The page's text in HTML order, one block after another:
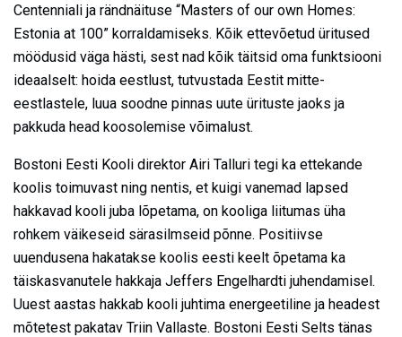
Centenniali ja rändnäituse “Masters of our own Homes:
Estonia at 100” korraldamiseks. Kõik ettevõetud üritused
möödusid väga hästi, sest nad kõik täitsid oma funktsiooni
ideaalselt: hoida eestlust, tutvustada Eestit mitte-
eestlastele, luua soodne pinnas uute ürituste jaoks ja
pakkuda head koosolemise võimalust.
Bostoni Eesti Kooli direktor Airi Talluri tegi ka ettekande
koolis toimuvast ning nentis, et kuigi vanemad lapsed
hakkavad kooli juba lõpetama, on kooliga liitumas üha
rohkem väikeseid särasilmseid põnne. Positiivse
uuendusena hakatakse koolis eesti keelt õpetama ka
täiskasvanutele hakkaja Jeffers Engelhardti juhendamisel.
Uuest aastas hakkab kooli juhtima energeetiline ja headest
mõtetest pakatav Triin Vallaste. Bostoni Eesti Selts tänas